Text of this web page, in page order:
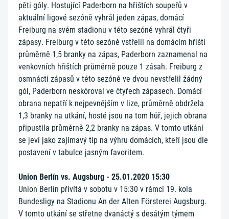
pěti góly. Hostující Paderborn na hřištích soupeřů v
aktuální ligové sezóně vyhrál jeden zápas, domácí
Freiburg na svém stadionu v této sezóně vyhrál čtyři
zápasy. Freiburg v této sezóně vstřelil na domácím hřišti
průměrně 1,5 branky na zápas, Paderborn zaznamenal na
venkovních hřištích průměrně pouze 1 zásah. Freiburg z
osmnácti zápasů v této sezóně ve dvou nevstřelil žádný
gól, Paderborn neskóroval ve čtyřech zápasech. Domácí
obrana nepatří k nejpevnějším v lize, průměrně obdržela
1,3 branky na utkání, hosté jsou na tom hůř, jejich obrana
připustila průměrně 2,2 branky na zápas. V tomto utkání
se jeví jako zajímavý tip na výhru domácích, kteří jsou dle
postavení v tabulce jasným favoritem.
Union Berlín vs. Augsburg - 25.01.2020 15:30
Union Berlín přivítá v sobotu v 15:30 v rámci 19. kola
Bundesligy na Stadionu An der Alten Försterei Augsburg.
V tomto utkání se střetne dvanáctý s desátým týmem